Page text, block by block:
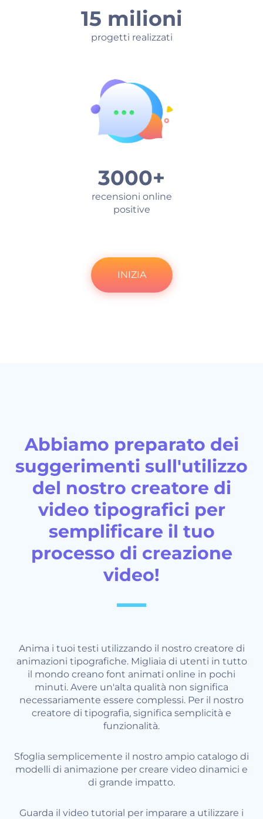
15 milioni
progetti realizzati
3000+
recensioni online
positive
INIZIA
Abbiamo preparato dei
suggerimenti sull'utilizzo
del nostro creatore di
video tipografici per
semplificare il tuo
processo di creazione
video!
Anima i tuoi testi utilizzando il nostro creatore di
animazioni tipografiche. Migliaia di utenti in tutto
il mondo creano font animati online in pochi
minuti. Avere un'alta qualità non significa
necessariamente essere complessi. Per il nostro
creatore di tipografia, significa semplicità e
funzionalità.
Sfoglia semplicemente il nostro ampio catalogo di
modelli di animazione per creare video dinamici e
di grande impatto.
Guarda il video tutorial per imparare a utilizzare i